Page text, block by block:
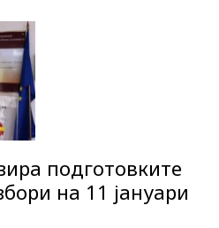
подготовките
на 11 јануари